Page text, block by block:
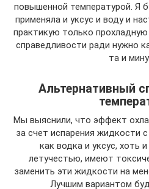
повышенной температурой. Я
применяла и уксус и воду и
практикую только
справедливости ради нужно
та и
Альтернативный
Мы выяснили, что эффект
за счет испарения жидкости
как водка и уксус, хоть
летучестью, имеют
заменить эти жидкости на
Лучшим вариантом